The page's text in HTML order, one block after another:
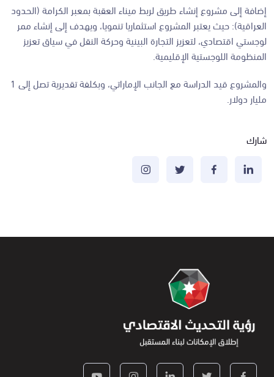
إضافة إلى مشروع إنشاء طريق لربط ميناء العقبة بمعبر الكرامة (الحدود
العراقية): حيث يعتبر المشروع استثماريا تنمويا، ويهدف إلى إنشاء ممر
لوجستي اقتصادي، لتعزيز التجارة البينية وحركة النقل في سياق تعزيز
المنظومة اللوجستية الإقليمية.
والمشروع قيد الدراسة مع الجانب الإماراتي، وبكلفة تقديرية تصل إلى 1
مليار دولار.
شارك